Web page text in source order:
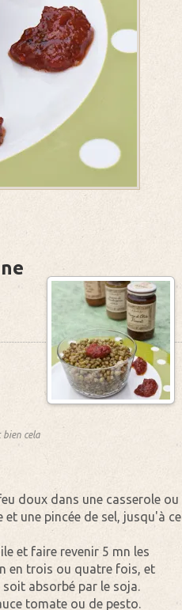
bien cela
doux dans une casserole ou
une pincée de sel, jusqu'à ce
et faire revenir 5 mn les
en trois ou quatre fois, et
absorbé par le soja.
tomate ou de pesto.